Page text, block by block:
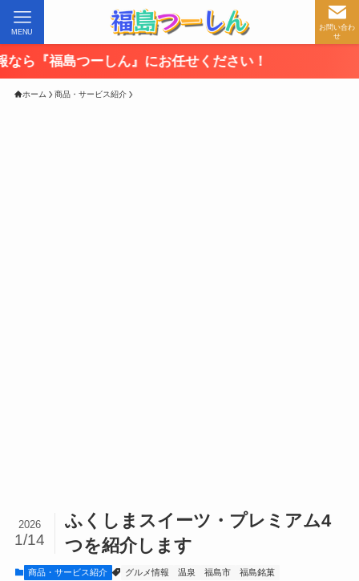
お問い合わ
せ
MENU
ん』にお任せください！
ホーム 商品・サービス紹介
ふくしまスイーツ・プレミアム4
つを紹介します
2026
1/14
商品・サービス紹介 グルメ情報 温泉 福島市 福島銘菓